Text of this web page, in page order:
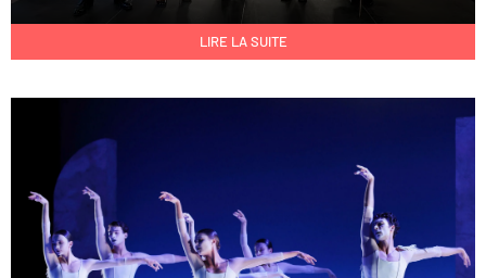
LIRE LA SUITE